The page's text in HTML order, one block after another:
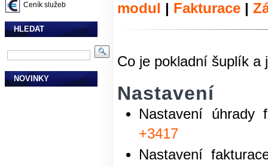
Ceník služeb
HLEDAT
NOVINKY
modul | Fakturace |
Co je pokladní šuplík
Nastavení
Nastavení
+3417
Nastavení